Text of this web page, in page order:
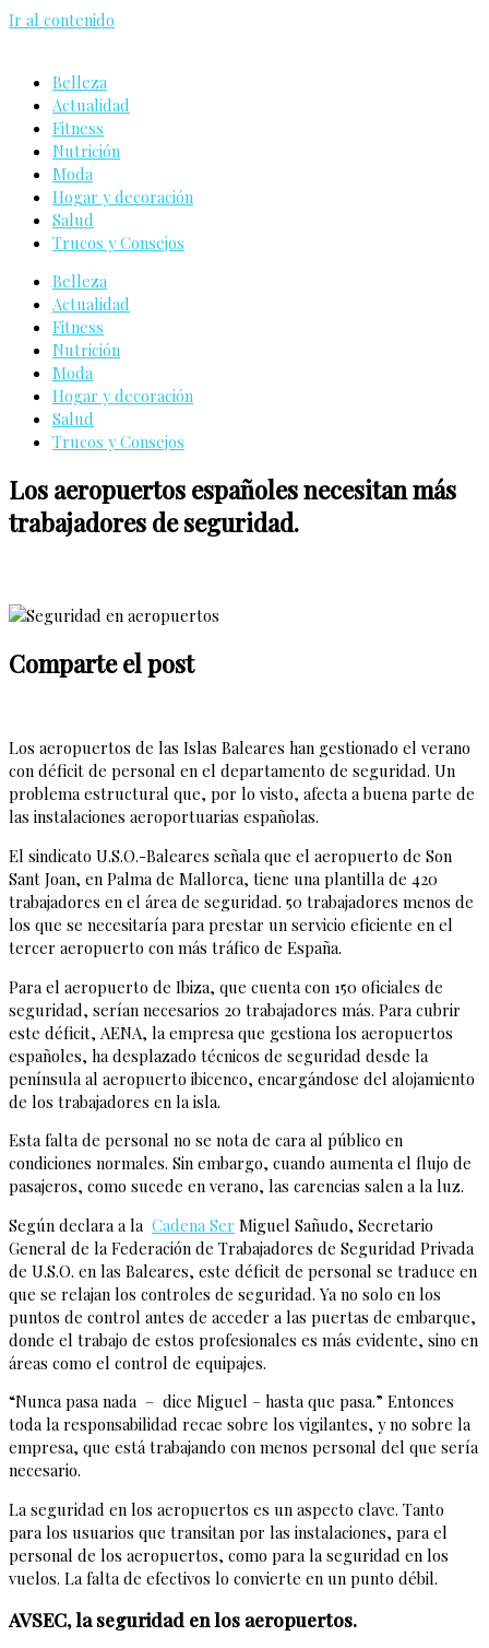
Ir al contenido
Belleza
Actualidad
Fitness
Nutrición
Moda
Hogar y decoración
Salud
Trucos y Consejos
Belleza
Actualidad
Fitness
Nutrición
Moda
Hogar y decoración
Salud
Trucos y Consejos
Los aeropuertos españoles necesitan más
trabajadores de seguridad.
Comparte el post
Los aeropuertos de las Islas Baleares han gestionado el verano
con déficit de personal en el departamento de seguridad. Un
problema estructural que, por lo visto, afecta a buena parte de
las instalaciones aeroportuarias españolas.
El sindicato U.S.O.-Baleares señala que el aeropuerto de Son
Sant Joan, en Palma de Mallorca, tiene una plantilla de 420
trabajadores en el área de seguridad. 50 trabajadores menos de
los que se necesitaría para prestar un servicio eficiente en el
tercer aeropuerto con más tráfico de España.
Para el aeropuerto de Ibiza, que cuenta con 150 oficiales de
seguridad, serían necesarios 20 trabajadores más. Para cubrir
este déficit, AENA, la empresa que gestiona los aeropuertos
españoles, ha desplazado técnicos de seguridad desde la
península al aeropuerto ibicenco, encargándose del alojamiento
de los trabajadores en la isla.
Esta falta de personal no se nota de cara al público en
condiciones normales. Sin embargo, cuando aumenta el flujo de
pasajeros, como sucede en verano, las carencias salen a la luz.
Según declara a la Cadena Ser Miguel Sañudo, Secretario
General de la Federación de Trabajadores de Seguridad Privada
de U.S.O. en las Baleares, este déficit de personal se traduce en
que se relajan los controles de seguridad. Ya no solo en los
puntos de control antes de acceder a las puertas de embarque,
donde el trabajo de estos profesionales es más evidente, sino en
áreas como el control de equipajes.
“Nunca pasa nada – dice Miguel – hasta que pasa.” Entonces
toda la responsabilidad recae sobre los vigilantes, y no sobre la
empresa, que está trabajando con menos personal del que sería
necesario.
La seguridad en los aeropuertos es un aspecto clave. Tanto
para los usuarios que transitan por las instalaciones, para el
personal de los aeropuertos, como para la seguridad en los
vuelos. La falta de efectivos lo convierte en un punto débil.
AVSEC, la seguridad en los aeropuertos.